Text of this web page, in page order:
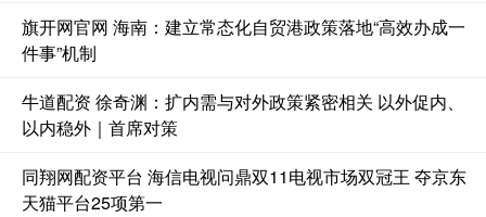
旗开网官网 海南：建立常态化自贸港政策落地“高效办成一
件事”机制
牛道配资 徐奇渊：扩内需与对外政策紧密相关 以外促内、
以内稳外｜首席对策
同翔网配资平台 海信电视问鼎双11电视市场双冠王 夺京东
天猫平台25项第一